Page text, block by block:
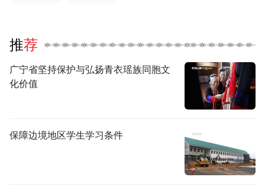
推荐
广宁省坚持保护与弘扬青衣瑶族同胞文
化价值
保障边境地区学生学习条件